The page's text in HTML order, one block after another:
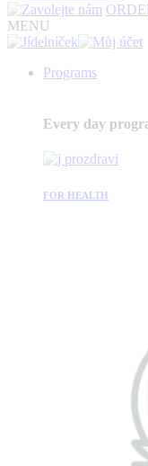
MENU
Programs
Every day
FOR HEALTH